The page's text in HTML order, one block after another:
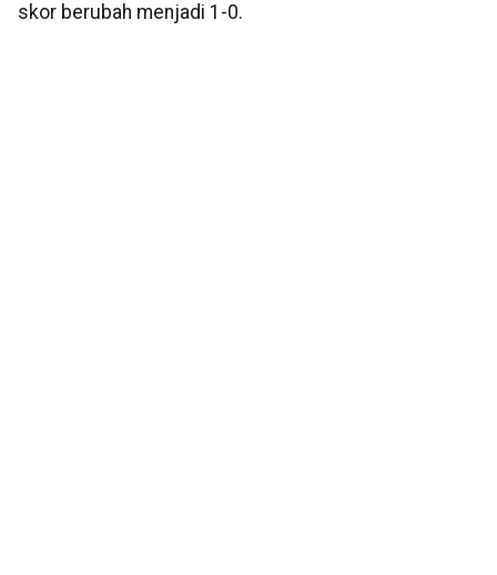
skor berubah menjadi 1-0.